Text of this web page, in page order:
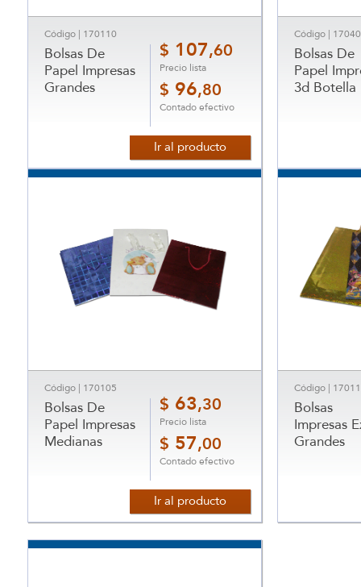
Código | 170110
Bolsas De
Papel Impresas
Grandes
$ 107,60
Precio lista
$ 96,80
Contado efectivo
Ir al producto
Código |
Bolsas De
Papel
3d Botella
Código | 170105
Bolsas De
Papel Impresas
Medianas
$ 63,30
Precio lista
$ 57,00
Contado efectivo
Ir al producto
Código |
Bolsas
Impresas
Grandes